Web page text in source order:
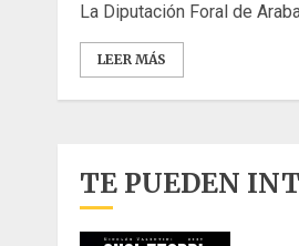
La Diputación Foral de
LEER MÁS
TE PUEDEN